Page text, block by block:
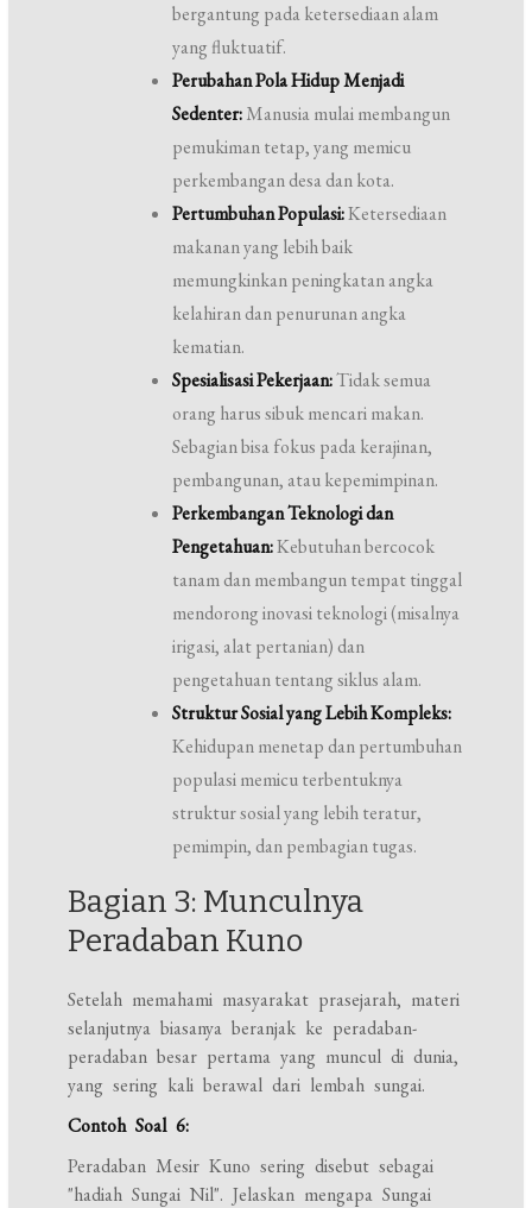
bergantung pada ketersediaan alam
yang fluktuatif.
Perubahan Pola Hidup Menjadi
Sedenter:Manusia mulai membangun
pemukiman tetap, yang memicu
perkembangan desa dan kota.
Pertumbuhan Populasi:Ketersediaan
makanan yang lebih baik
memungkinkan peningkatan angka
kelahiran dan penurunan angka
kematian.
Spesialisasi Pekerjaan:Tidak semua
orang harus sibuk mencari makan.
Sebagian bisa fokus pada kerajinan,
pembangunan, atau kepemimpinan.
Perkembangan Teknologi dan
Pengetahuan:Kebutuhan bercocok
tanam dan membangun tempat tinggal
mendorong inovasi teknologi (misalnya
irigasi, alat pertanian) dan
pengetahuan tentang siklus alam.
Struktur Sosial yang Lebih Kompleks:
Kehidupan menetap dan pertumbuhan
populasi memicu terbentuknya
struktur sosial yang lebih teratur,
pemimpin, dan pembagian tugas.
Bagian 3: Munculnya
Peradaban Kuno
Setelah memahami masyarakat prasejarah, materi
selanjutnya biasanya beranjak ke peradaban-
peradaban besar pertama yang muncul di dunia,
yang sering kali berawal dari lembah sungai.
Contoh Soal 6:
Peradaban Mesir Kuno sering disebut sebagai
"hadiah Sungai Nil". Jelaskan mengapa Sungai